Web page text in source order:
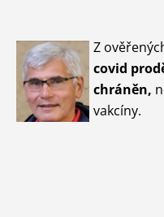
Z
covid
chráněn,
vakcíny.